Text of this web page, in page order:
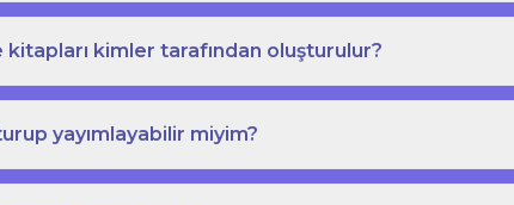
kimler tarafından oluşturulur?
yayımlayabilir miyim?